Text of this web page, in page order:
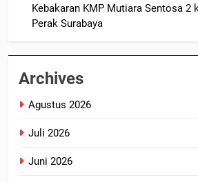
Kebakaran KMP Mutiara Sentosa 2
Perak Surabaya
Archives
Agustus 2026
Juli 2026
Juni 2026